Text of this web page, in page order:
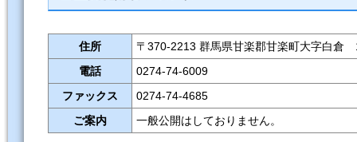
住所
〒370-2213 群馬県甘楽郡甘楽町大字白倉
電話
0274-74-6009
ファックス
0274-74-4685
ご案内
一般公開はしておりません。